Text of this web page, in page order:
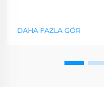
DAHA FAZLA GÖR